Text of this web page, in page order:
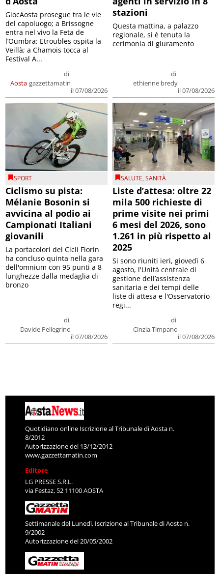
Aosta
di
gazzettamatin
il 07/08/2026
GiocAosta prosegue tra le vie
del capoluogo; a Brissogne
entra nel vivo la Feta de
l’Oumbra; Etroubles ospita la
Veillà; a Chamois tocca al
Festival A...
stazioni
di
ethienne bredy
il 07/08/2026
Questa mattina, a palazzo
regionale, si è tenuta la
cerimonia di giuramento
SPORT
Ciclismo su pista:
Mélanie Bosonin si
avvicina al podio ai
Campionati Italiani
giovanili
di
Davide Pellegrino
il 07/08/2026
La portacolori del Cicli Fiorin
ha concluso quinta nella gara
dell'omnium con 95 punti a 8
lunghezze dalla medaglia di
bronzo
SALUTE,SANITÀ
Liste d’attesa: oltre 22
mila 500 richieste di
prime visite nei primi
6 mesi del 2026, sono
1.261 in più rispetto al
2025
di
Cinzia Timpano
il 07/08/2026
Si sono riuniti ieri, giovedì 6
agosto, l'Unità centrale di
gestione dell’assistenza
sanitaria e dei tempi delle
liste di attesa e l'Osservatorio
regi...
Quotidiano online Iscrizione al Tribunale di Aosta n.
8/2012
Autorizzazione del 13/12/2012
www.gazzettamatin.com
Editore
LG PRESSE S.R.L.
via Festaz, 52 11100 AOSTA
Settimanale del Lunedì. Iscrizione al Tribunale di Aosta n.
9/2002
Autorizzazione del 20/05/2002